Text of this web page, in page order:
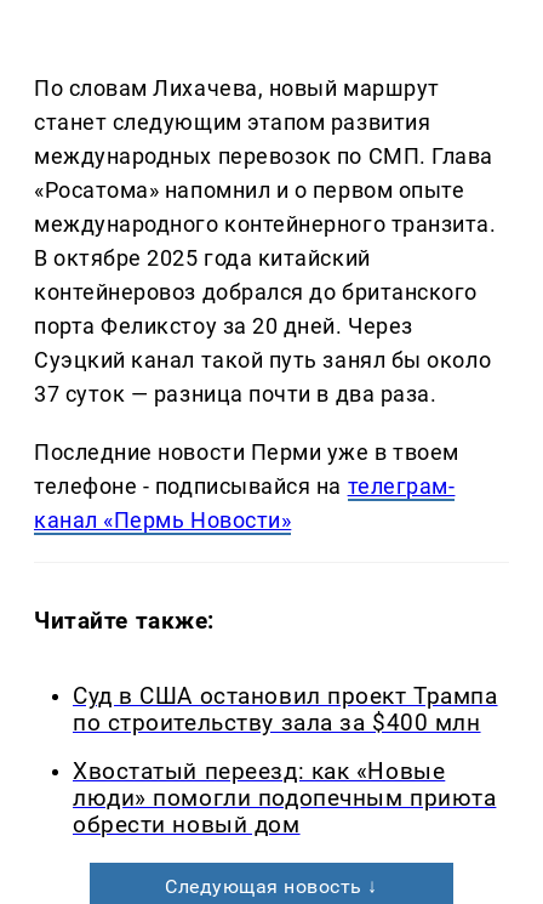
По словам Лихачева, новый маршрут
станет следующим этапом развития
международных перевозок по СМП. Глава
«Росатома» напомнил и о первом опыте
международного контейнерного транзита.
В октябре 2025 года китайский
контейнеровоз добрался до британского
порта Феликстоу за 20 дней. Через
Суэцкий канал такой путь занял бы около
37 суток — разница почти в два раза.
Последние новости Перми уже в твоем
телефоне - подписывайся на телеграм-
канал «Пермь Новости»
Читайте также:
Суд в США остановил проект Трампа
по строительству зала за $400 млн
Хвостатый переезд: как «Новые
люди» помогли подопечным приюта
обрести новый дом
Следующая новость ↓